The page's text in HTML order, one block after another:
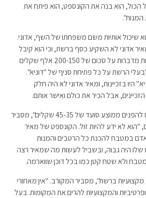
הכול, הוא בנה את הקונספט, הוא פיתח את
המנות".
שיכול אותיות משם משפחתו של השף, אדוני.
אדוני לא השקיע כסף ברשת, וכי הוא קיבל
ריטיינר חודשי. ההערכות מדברות על סכום של 200-150 אלף שקלים
הרשת על כל פתיחת סניף של "דוניא".
היו בזכיינות, ומאיר אדוני לא היה חלק
אבל הכיר את כולם ואישר אותם.
"מאיר אדוני לא הצליח להפנים ממוצע סועד של 45-35 שקלים", מסביר
"הוא לא ידע להיות זול. הקונספט של מאיר
במטבח להכנת כל הרטבים והמנות
שלו היה גבוה, ובשביל לעשות מה שמאיר רצה
ולא שטח קטן כמו בכל דוכן שווארמה.
ברשת", מסביר המקורב. "אין מאחורי
והמקצועיות להרים את המקומות. בעל